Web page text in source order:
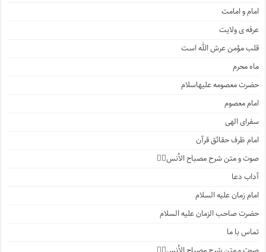
امام و امامت
عرفه ی ولایت
قلب مؤمن عرش الله است
ماه محرم
حضرت معصومه علیهاسلام
امام معصوم
سفرای الهی
امام ظرف حقائق قرآن
صوت و متن شرح مصباح الأنس۲️⃣
آداب دعا
امام زمان علیه السلام
حضرت صاحب الزمان علیه السلام
تماس با ما